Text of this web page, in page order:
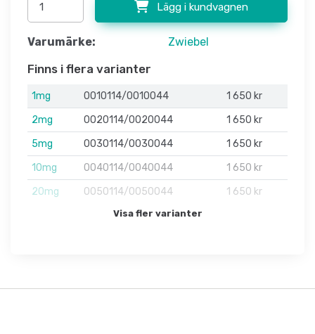
Lägg i kundvagnen
Varumärke: Zwiebel
Finns i flera varianter
1mg 0010114/0010044
1 650 kr
2mg
0020114/0020044
1 650 kr
5mg
0030114/0030044
1 650 kr
10mg
0040114/0040044
1 650 kr
20mg
0050114/0050044 1 650 kr
Visa fler varianter